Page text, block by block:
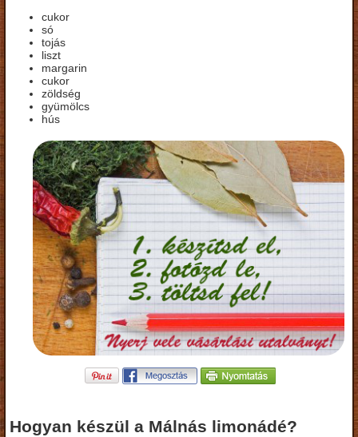
cukor
só
tojás
liszt
margarin
cukor
zöldség
gyümölcs
hús
Hogyan készül a Málnás limonádé?